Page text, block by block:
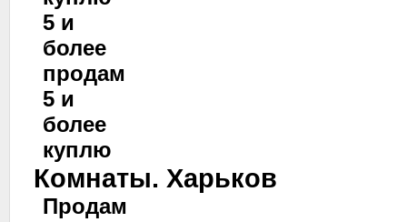
5 и
более
продам
5 и
более
куплю
Комнаты. Харьков
Продам